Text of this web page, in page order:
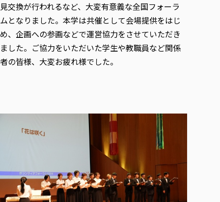
見交換が行われるなど、大変有意義な全国フォーラ
ムとなりました。本学は共催として会場提供をはじ
め、企画への参画などで運営協力をさせていただき
ました。ご協力をいただいた学生や教職員など関係
者の皆様、大変お疲れ様でした。